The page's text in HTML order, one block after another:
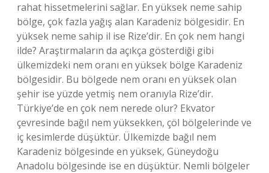
rahat hissetmelerini sağlar. En yüksek neme sahip
bölge, çok fazla yağış alan Karadeniz bölgesidir. En
yüksek neme sahip il ise Rize’dir. En çok nem hangi
ilde? Araştırmaların da açıkça gösterdiği gibi
ülkemizdeki nem oranı en yüksek bölge Karadeniz
bölgesidir. Bu bölgede nem oranı en yüksek olan
şehir ise yüzde yetmiş nem oranıyla Rize’dir.
Türkiye’de en çok nem nerede olur? Ekvator
çevresinde bağıl nem yüksekken, çöl bölgelerinde ve
iç kesimlerde düşüktür. Ülkemizde bağıl nem
Karadeniz bölgesinde en yüksek, Güneydoğu
Anadolu bölgesinde ise en düşüktür. Nemli bölgeler